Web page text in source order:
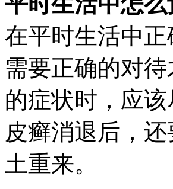
在平时生活中
需要正确的对
的症状时，应
皮癣消退后，
土重来。